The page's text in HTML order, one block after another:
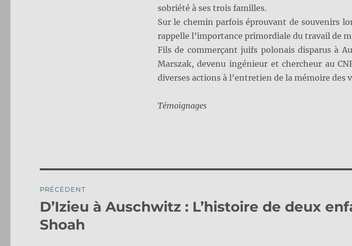
sobriété à ses trois familles.
Sur le chemin parfois éprouvant de souvenirs
rappelle l’importance primordiale du travail de
Fils de commerçant juifs polonais disparus à
Marszak, devenu ingénieur et chercheur au
diverses actions à l’entretien de la mémoire des
Témoignages
de
l’article
PRÉCÉDENT
Publication
précédente :
D’Izieu à Auschwitz : L’histoire de deux
Shoah